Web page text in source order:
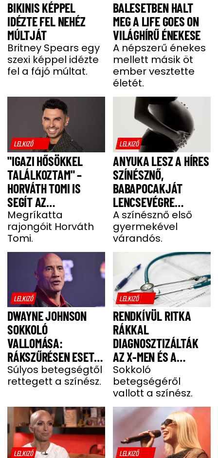
BIKINIS KÉPPEL
IDÉZTE FEL NEHÉZ
MÚLTJÁT
Britney Spears egy
szexi képpel idézte
fel a fájó múltat.
BALESETBEN HALT
MEG A LIFE GOES ON
VILÁGHÍRŰ ÉNEKESE
A népszerű énekes
mellett másik öt
ember vesztette
életét.
LELKIZŐ
"IGAZI HŐSÖKKEL
TALÁLKOZTAM" –
HORVÁTH TOMI IS
SEGÍT AZ
IZOMSORVADÁSOS
ALEXNEK
Megríkatta
rajongóit Horváth
Tomi.
LELKIZŐ
ANYUKA LESZ A HÍRES
SZÍNÉSZNŐ,
BABAPOCAKJÁT
LENCSEVÉGRE
KAPTÁK
A színésznő első
gyermekével
várandós.
LELKIZŐ
DWAYNE JOHNSON
SOKKOLÓ
VALLOMÁSA:
RÁKSZŰRÉSEN ESETT
ÁT A SZÍNÉSZ EGY
FÁJDALMAS CSOMÓ
Súlyos betegségtől
rettegett a színész.
LELKIZŐ
RENDKÍVÜL RITKA
RÁKKAL
DIAGNOSZTIZÁLTÁK
AZ X-MEN ÉS A
DEADPOOL SZTÁRJÁT
Sokkoló
betegségéről
vallott a színész.
LELKIZŐ LELKIZŐ